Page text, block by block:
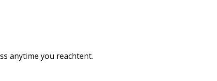
anytime you reachtent.